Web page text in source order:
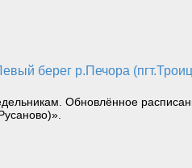
Обновлённое